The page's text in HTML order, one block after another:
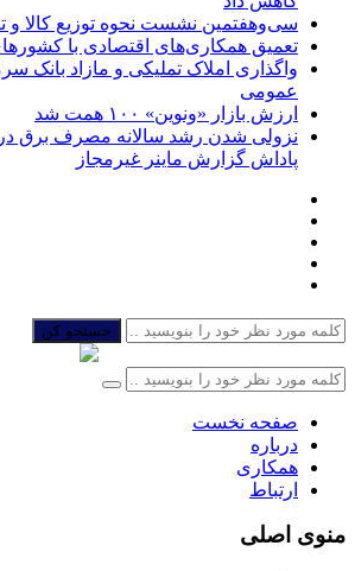
سی‌و‌هفتمین نشست نحوه توزیع کالا و
تعمیق همکاری‌های اقتصادی با
واگذاری املاک تملیکی و مازاد بانک
عمومی
ارزش بازار «ونوین» ۱۰۰ همت شد
نزولی شدن رشد سالانه مصرف برق
پاداش گزارش ماینر غیرمجاز
جستجو کن
صفحه نخست
درباره
همکاری
ارتباط
منوی اصلی